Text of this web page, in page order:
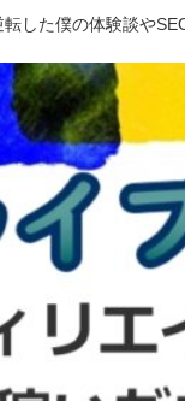
した僕の体験談や